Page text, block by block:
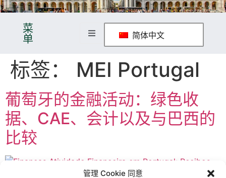
管理 Cookie 同意
菜
单
简体中文
标签： MEI Portugal
葡萄牙的金融活动：绿色收
据、CAE、会计以及与巴西的
比较